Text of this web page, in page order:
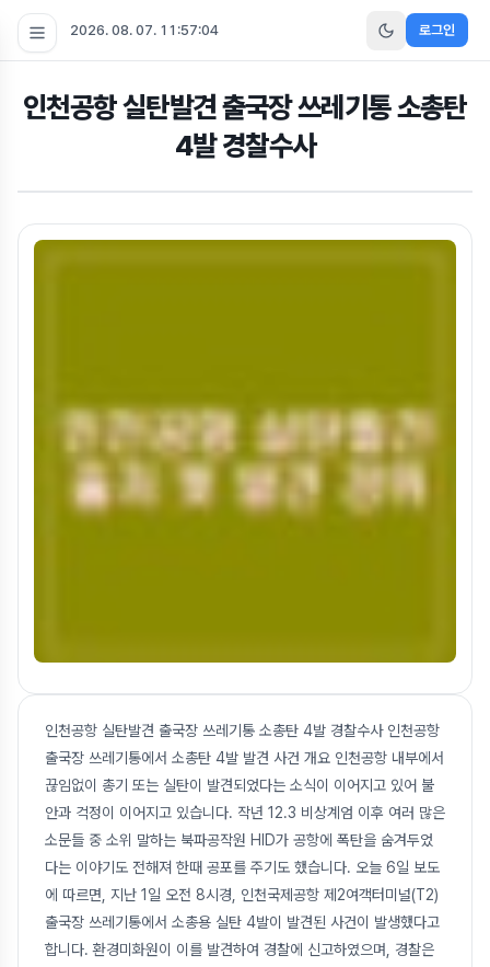
2026. 08. 07. 11:57:05 로그인
인천공항 실탄발견 출국장 쓰레기통 소총탄
4발 경찰수사
인천공항 실탄발견 출국장 쓰레기통 소총탄 4발 경찰수사 인천공항
출국장 쓰레기통에서 소총탄 4발 발견 사건 개요 인천공항 내부에서
끊임없이 총기 또는 실탄이 발견되었다는 소식이 이어지고 있어 불
안과 걱정이 이어지고 있습니다. 작년 12.3 비상계엄 이후 여러 많은
소문들 중 소위 말하는 북파공작원 HID가 공항에 폭탄을 숨겨두었
다는 이야기도 전해져 한때 공포를 주기도 했습니다. 오늘 6일 보도
에 따르면, 지난 1일 오전 8시경, 인천국제공항 제2여객터미널(T2)
출국장 쓰레기통에서 소총용 실탄 4발이 발견된 사건이 발생했다고
합니다. 환경미화원이 이를 발견하여 경찰에 신고하였으며, 경찰은